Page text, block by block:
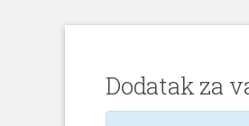
Dodatak za